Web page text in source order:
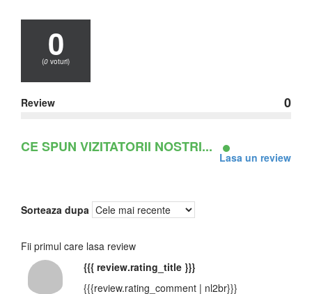
0
(0 voturi)
Review 0
CE SPUN VIZITATORII NOSTRI...
Lasa un review
Sorteaza dupa
Fii primul care lasa review
{{{ review.rating_title }}}
{{{review.rating_comment | nl2br}}}